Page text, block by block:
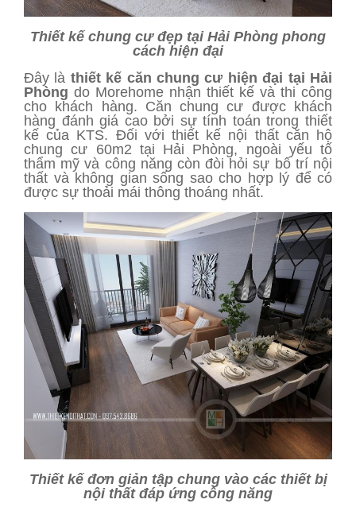
Thiết kế chung cư đẹp tại Hải Phòng phong
cách hiện đại
Đây là thiết kế căn chung cư hiện đại tại Hải
Phòng do Morehome nhận thiết kế và thi công
cho khách hàng. Căn chung cư được khách
hàng đánh giá cao bởi sự tính toán trong thiết
kế của KTS. Đối với thiết kế nội thất căn hộ
chung cư 60m2 tại Hải Phòng, ngoài yếu tố
thẩm mỹ và công năng còn đòi hỏi sự bố trí nội
thất và không gian sống sao cho hợp lý để có
được sự thoải mái thông thoáng nhất.
Thiết kế đơn giản tập chung vào các thiết bị
nội thất đáp ứng công năng